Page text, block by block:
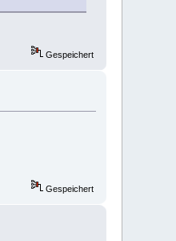
Gespeichert
Gespeichert